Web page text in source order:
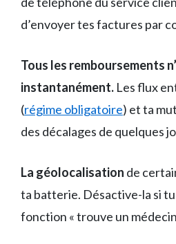
d’envoyer tes factures par
Tous les remboursements
instantanément. Les flux
(régime obligatoire) et ta
des décalages de quelques
La géolocalisation de
ta batterie. Désactive-la si tu
fonction « trouve un